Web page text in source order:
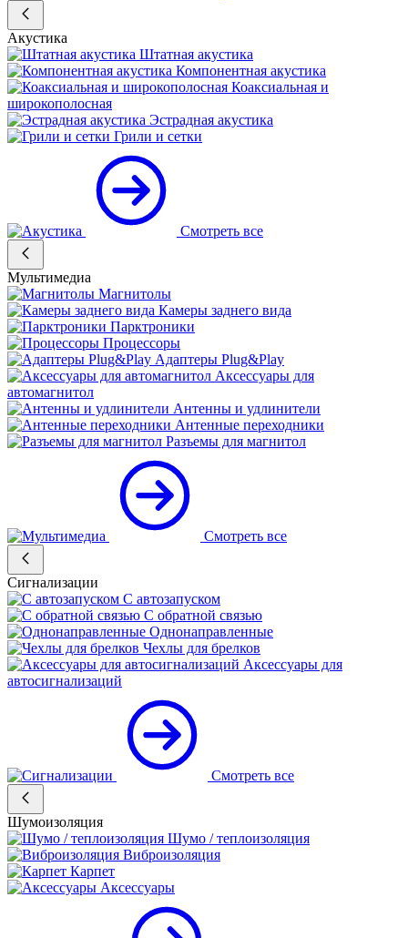
Акустика
Штатная акустика
Компонентная акустика
Коаксиальная и
широкополосная
Эстрадная акустика
Грили и сетки
Смотреть все
Мультимедиа
Магнитолы
Камеры заднего вида
Парктроники
Процессоры
Адаптеры Plug&Play
Аксессуары для
автомагнитол
Антенны и удлинители
Антенные переходники
Разъемы для магнитол
Смотреть все
Сигнализации
С автозапуском
С обратной связью
Однонаправленные
Чехлы для брелков
Аксессуары для
автосигнализаций
Смотреть все
Шумоизоляция
Шумо / теплоизоляция
Виброизоляция
Карпет
Аксессуары